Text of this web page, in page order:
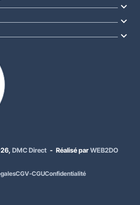



DMC Direct - Réalisé parWEB2DO
CGV-CGUConfidentialité